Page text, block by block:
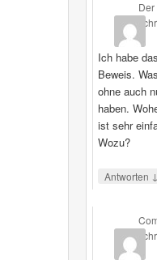
Ich habe
Beweis.
ohne auch
haben.
ist sehr
Wozu?
Antworten ↓